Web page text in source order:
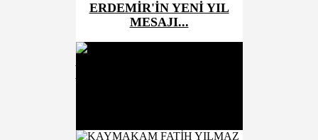
ERDEMİR'İN YENİ YIL
MESAJI...